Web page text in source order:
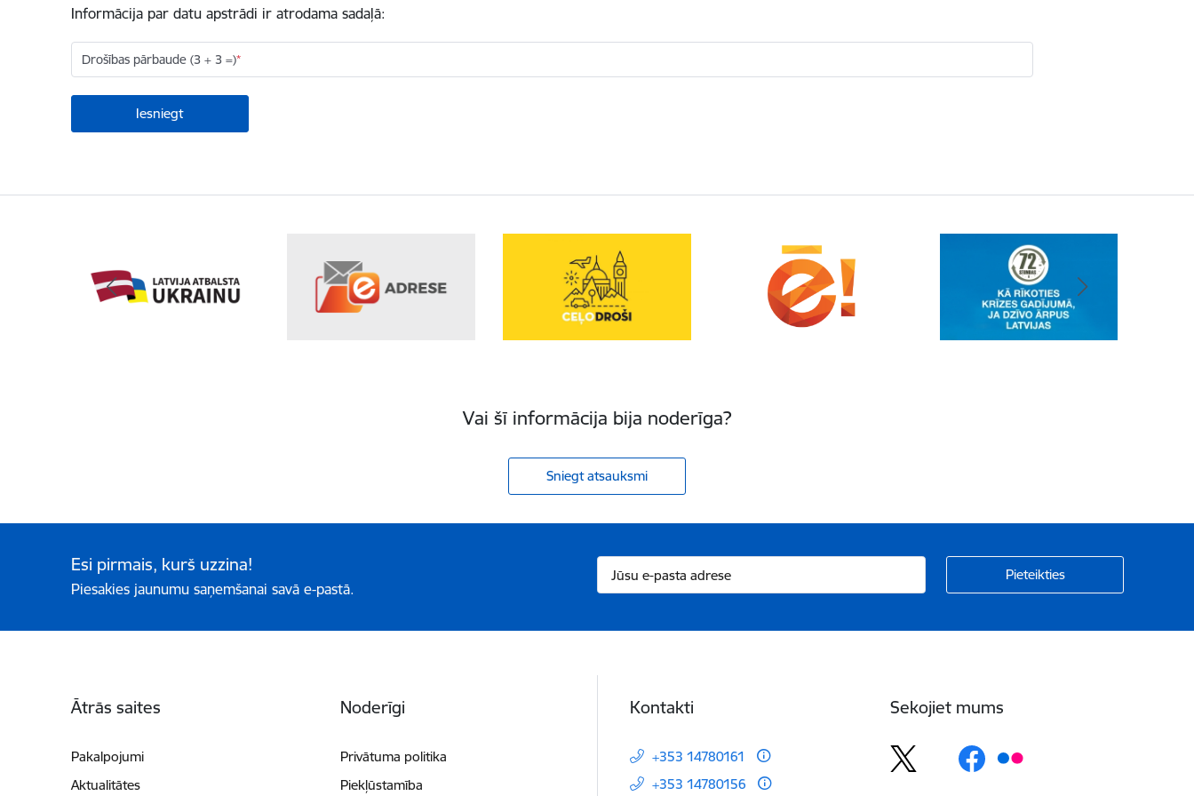
Informācija par datu apstrādi ir atrodama sadaļā:
Drošības pārbaude (3 + 3 =)
Vai šī informācija bija noderīga?
Sniegt atsauksmi
Esi pirmais, kurš uzzina!
Piesakies jaunumu saņemšanai savā e-pastā.
Ātrās saites
Pakalpojumi
Aktualitātes
Noderīgi
Privātuma politika
Piekļūstamība
Kontakti
+353 14780161
+353 14780156
Sekojiet mums